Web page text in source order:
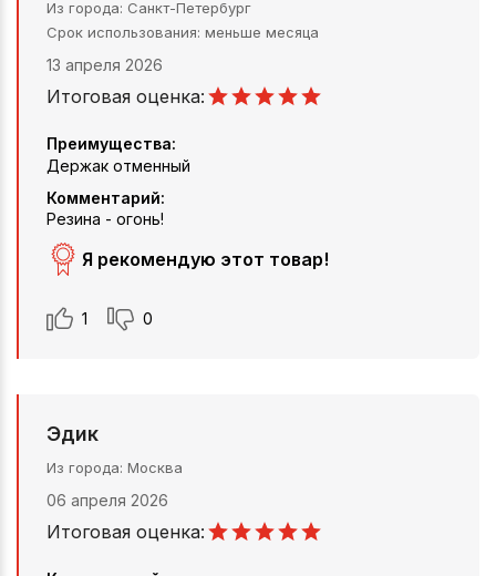
Из города Санкт-Петербург
Срок использования меньше месяца
13 апреля 2026
Итоговая оценка:
Преимущества:
Держак отменный
Комментарий:
Резина - огонь!
Я рекомендую этот товар!
1 0
Эдик
Из города Москва
06 апреля 2026
Итоговая оценка: